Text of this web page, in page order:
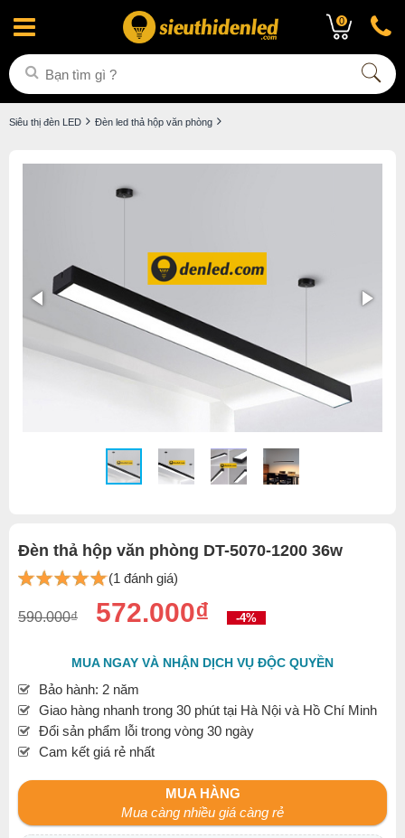
0
Siêu thị đèn LED Đèn led thả hộp văn phòng
Đèn thả hộp văn phòng DT-5070-1200 36w
(1 đánh giá)
590.000₫ 572.000₫ -4%
MUA NGAY VÀ NHẬN DỊCH VỤ ĐỘC QUYỀN
Bảo hành: 2 năm
Giao hàng nhanh trong 30 phút tại Hà Nội và Hồ Chí Minh
Đổi sản phẩm lỗi trong vòng 30 ngày
Cam kết giá rẻ nhất
MUA HÀNG
Mua càng nhiều giá càng rẻ